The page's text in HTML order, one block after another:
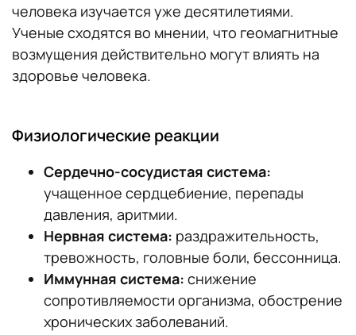
человека изучается уже десятилетиями.
Ученые сходятся во мнении, что геомагнитные
возмущения действительно могут влиять на
здоровье человека.
Физиологические реакции
Сердечно-сосудистая система:
учащенное сердцебиение, перепады
давления, аритмии.
Нервная система: раздражительность,
тревожность, головные боли, бессонница.
Иммунная система: снижение
сопротивляемости организма, обострение
хронических заболеваний.